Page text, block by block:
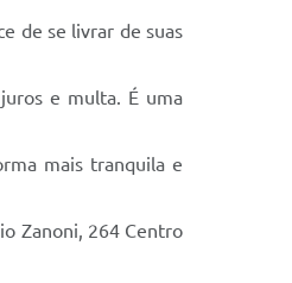
de se livrar de suas
e multa. É uma
mais tranquila e
Zanoni, 264 Centro